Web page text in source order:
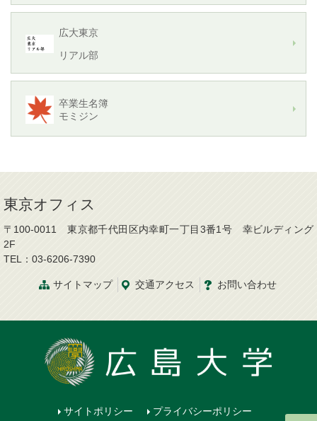
広大東京
リアル部
卒業生名簿
モミジン
東京オフィス
〒100-0011 東京都千代田区内幸町一丁目3番1号 幸ビルディング
2F
TEL：03-6206-7390
サイトマップ 交通アクセス お問い合わせ
サイトポリシー プライバシーポリシー